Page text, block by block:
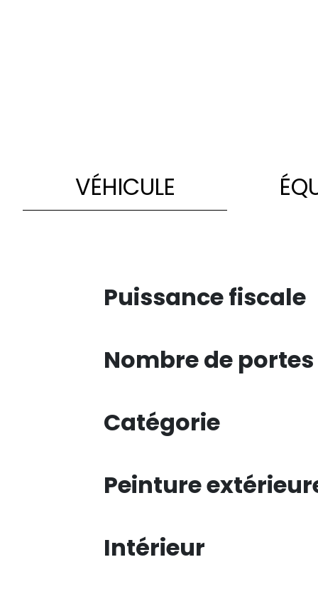
VÉHICULE
Puissance fiscale
Nombre de portes
Catégorie
Peinture
Intérieur